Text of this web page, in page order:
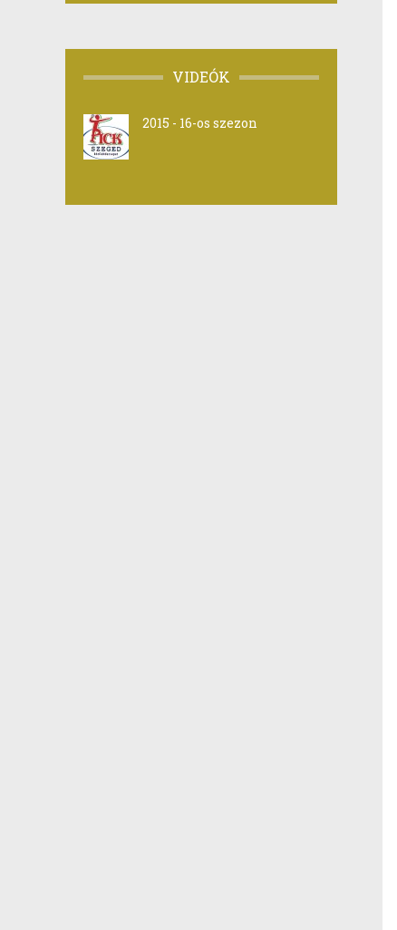
VIDEÓK
2015 - 16-os szezon